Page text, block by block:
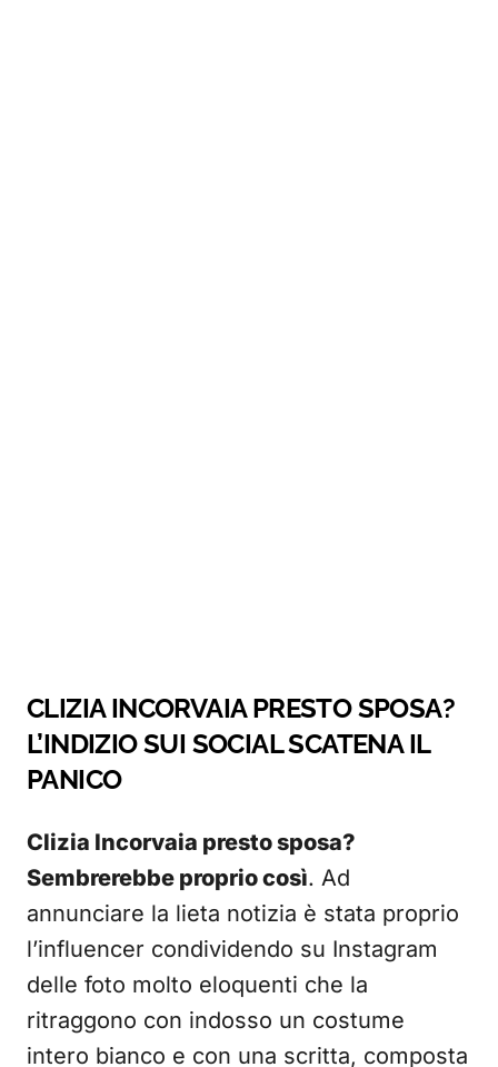
CLIZIA INCORVAIA PRESTO SPOSA?
L’INDIZIO SUI SOCIAL SCATENA IL
PANICO
Clizia Incorvaia presto sposa?
Sembrerebbe proprio così. Ad
annunciare la lieta notizia è stata proprio
l’influencer condividendo su Instagram
delle foto molto eloquenti che la
ritraggono con indosso un costume
intero bianco e con una scritta, composta